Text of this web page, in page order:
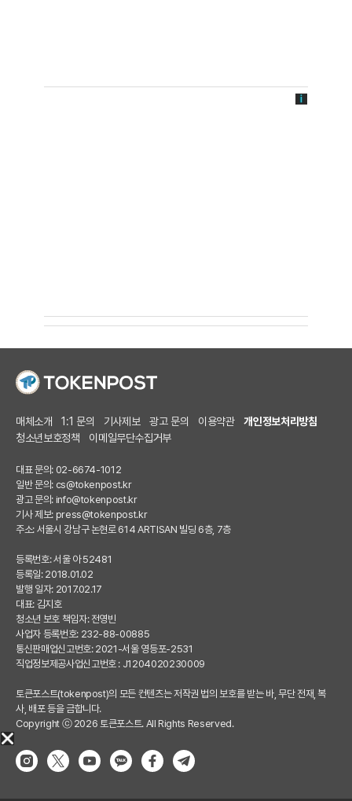
매체소개 1:1 문의 기사제보 광고 문의 이용약관
개인정보처리방침
청소년보호정책
이메일무단수집거부
대표 문의: 02-6674-1012
일반 문의: cs@tokenpost.kr
광고 문의: info@tokenpost.kr
기사 제보: press@tokenpost.kr
주소: 서울시 강남구 논현로 614 ARTISAN 빌딩 6층, 7층
등록번호: 서울 아 52481
등록일: 2018.01.02
발행 일자: 2017.02.17
대표: 김지호
청소년 보호 책임자: 전영빈
사업자 등록번호: 232-88-00885
통신판매업신고번호: 2021-서울 영등포-2531
직업정보제공사업신고번호 : J1204020230009
토큰포스트(tokenpost)의 모든 컨텐츠는 저작권 법의 보호를 받는 바, 무단 전재, 복
사, 배포 등을 금합니다.
Copyright ⓒ 2026 토큰포스트. All Rights Reserved.